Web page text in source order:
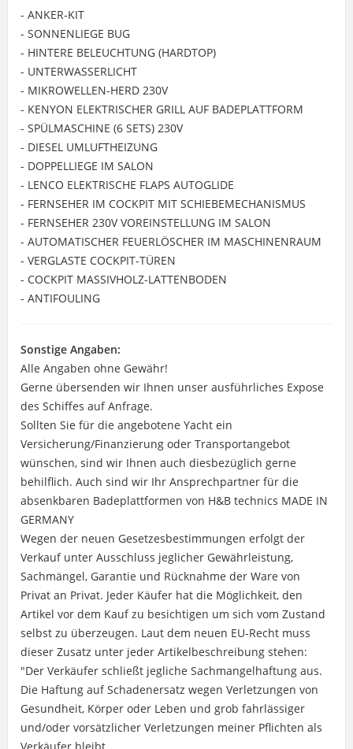
- ANKER-KIT
- SONNENLIEGE BUG
- HINTERE BELEUCHTUNG (HARDTOP)
- UNTERWASSERLICHT
- MIKROWELLEN-HERD 230V
- KENYON ELEKTRISCHER GRILL AUF BADEPLATTFORM
- SPÜLMASCHINE (6 SETS) 230V
- DIESEL UMLUFTHEIZUNG
- DOPPELLIEGE IM SALON
- LENCO ELEKTRISCHE FLAPS AUTOGLIDE
- FERNSEHER IM COCKPIT MIT SCHIEBEMECHANISMUS
- FERNSEHER 230V VOREINSTELLUNG IM SALON
- AUTOMATISCHER FEUERLÖSCHER IM MASCHINENRAUM
- VERGLASTE COCKPIT-TÜREN
- COCKPIT MASSIVHOLZ-LATTENBODEN
- ANTIFOULING
Sonstige Angaben:
Alle Angaben ohne Gewähr!
Gerne übersenden wir Ihnen unser ausführliches Expose
des Schiffes auf Anfrage.
Sollten Sie für die angebotene Yacht ein
Versicherung/Finanzierung oder Transportangebot
wünschen, sind wir Ihnen auch diesbezüglich gerne
behilflich. Auch sind wir Ihr Ansprechpartner für die
absenkbaren Badeplattformen von H&B technics MADE IN
GERMANY
Wegen der neuen Gesetzesbestimmungen erfolgt der
Verkauf unter Ausschluss jeglicher Gewährleistung,
Sachmängel, Garantie und Rücknahme der Ware von
Privat an Privat. Jeder Käufer hat die Möglichkeit, den
Artikel vor dem Kauf zu besichtigen um sich vom Zustand
selbst zu überzeugen. Laut dem neuen EU-Recht muss
dieser Zusatz unter jeder Artikelbeschreibung stehen:
"Der Verkäufer schließt jegliche Sachmangelhaftung aus.
Die Haftung auf Schadenersatz wegen Verletzungen von
Gesundheit, Körper oder Leben und grob fahrlässiger
und/oder vorsätzlicher Verletzungen meiner Pflichten als